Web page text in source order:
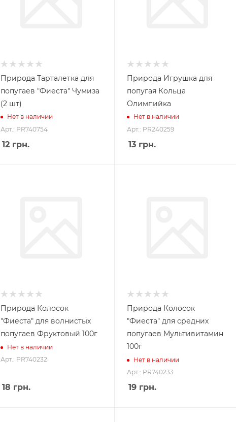
Природа Тарталетка для
попугаев "Фиеста" Чумиза
(2 шт)
Нет в наличии
Арт.: PR740754
12 грн.
Природа Игрушка для
попугая Кольца
Олимпийка
Нет в наличии
Арт.: PR240259
13грн.
Природа Колосок
"Фиеста" для волнистых
попугаев Фруктовый 100г
Нет в наличии
Арт.: PR740232
18 грн.
Природа Колосок
"Фиеста" для средних
попугаев Мультивитамин
100г
Нет в наличии
Арт.: PR740233
19грн.